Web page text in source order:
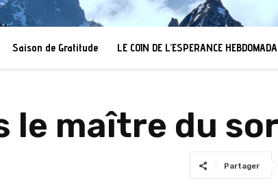
Saison de Gratitude LE COIN DE L’ESPERANCE
le maître du
Partager